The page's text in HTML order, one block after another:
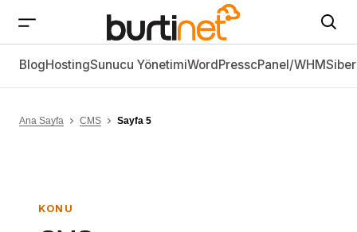
BlogHostingSunucu YönetimiWordPresscPanel/WHM
Ana Sayfa CMS Sayfa 5
KONU